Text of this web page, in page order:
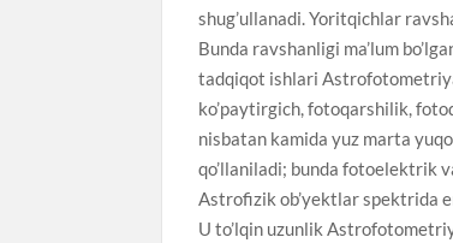
shug’ullanadi. Yoritqichlar
Bunda ravshanligi ma’lum
tadqiqot ishlari
ko’paytirgich, fotoqarshilik,
nisbatan kamida yuz marta
qo’llaniladi; bunda fotoelektrik
Astrofizik ob’yektlar spektrida
U to’lqin uzunlik